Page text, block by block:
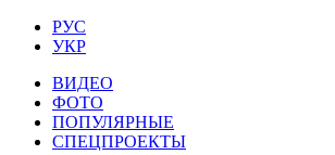
РУС
УКР
ВИДЕО
ФОТО
ПОПУЛЯРНЫЕ
СПЕЦПРОЕКТЫ